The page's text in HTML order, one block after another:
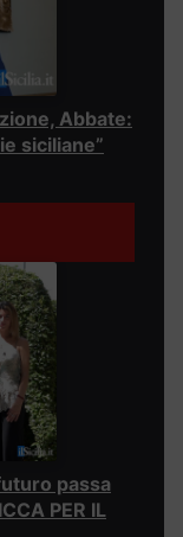
Abbate:
siciliane”
passa
PER IL